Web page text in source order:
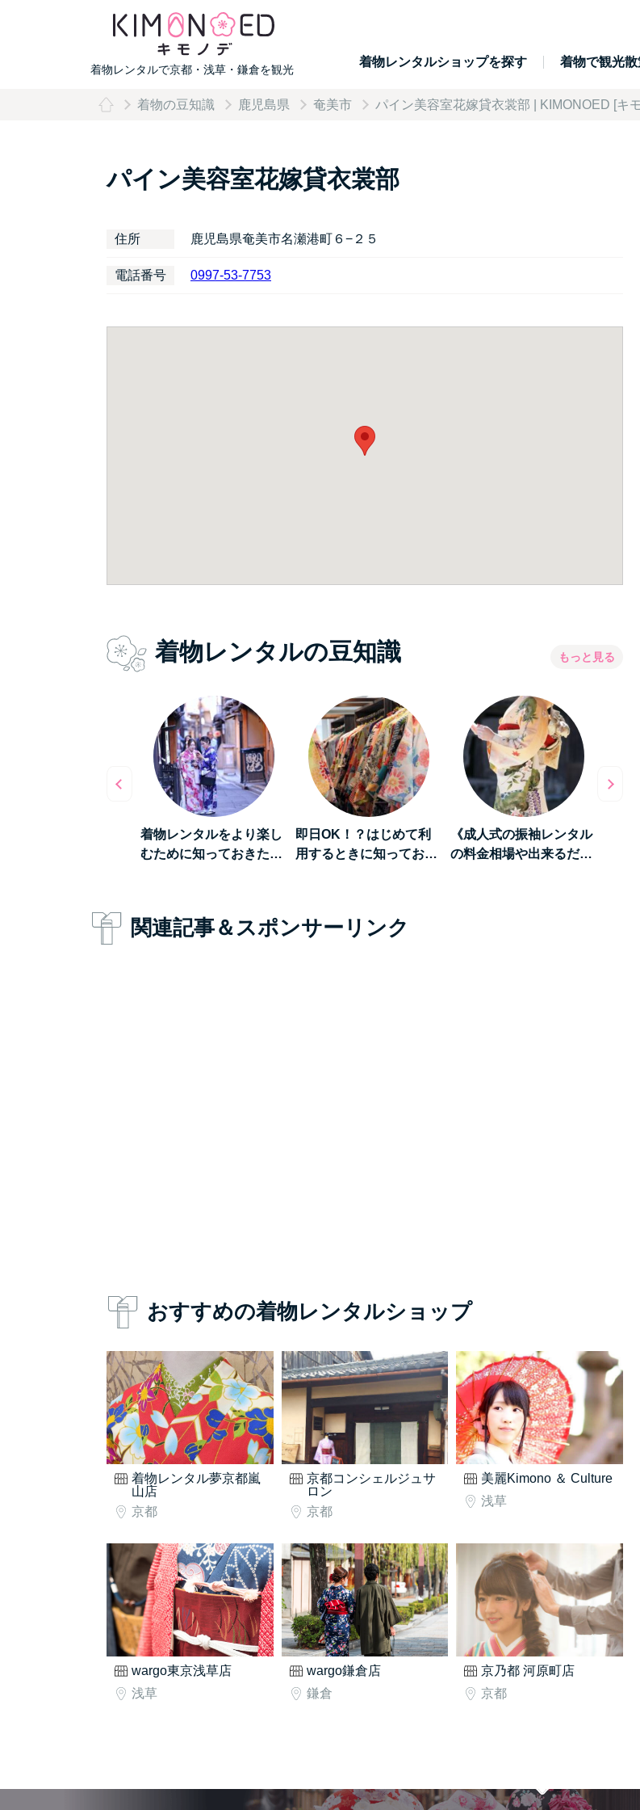
着物レンタルで京都・浅草・鎌倉を観光
着物レンタルショップを探す 着物で観光散
着物の豆知識 鹿児島県 奄美市 パイン美容室花嫁貸衣裳部 | KIMONOED [キ
パイン美容室花嫁貸衣裳部
住所 鹿児島県奄美市名瀬港町６−２５
電話番号 0997-53-7753
着物レンタルの豆知識 もっと見る
着物レンタルをより楽し
むために知っておきた…
即日OK！？はじめて利
用するときに知ってお…
《成人式の振袖レンタル
の料金相場や出来るだ…
《和
「京
関連記事＆スポンサーリンク
おすすめの着物レンタルショップ
着物レンタル夢京都嵐
山店
京都
京都コンシェルジュサ
ロン
京都
美麗Kimono ＆ Culture
浅草
wargo東京浅草店
浅草
wargo鎌倉店
鎌倉
京乃都 河原町店
京都